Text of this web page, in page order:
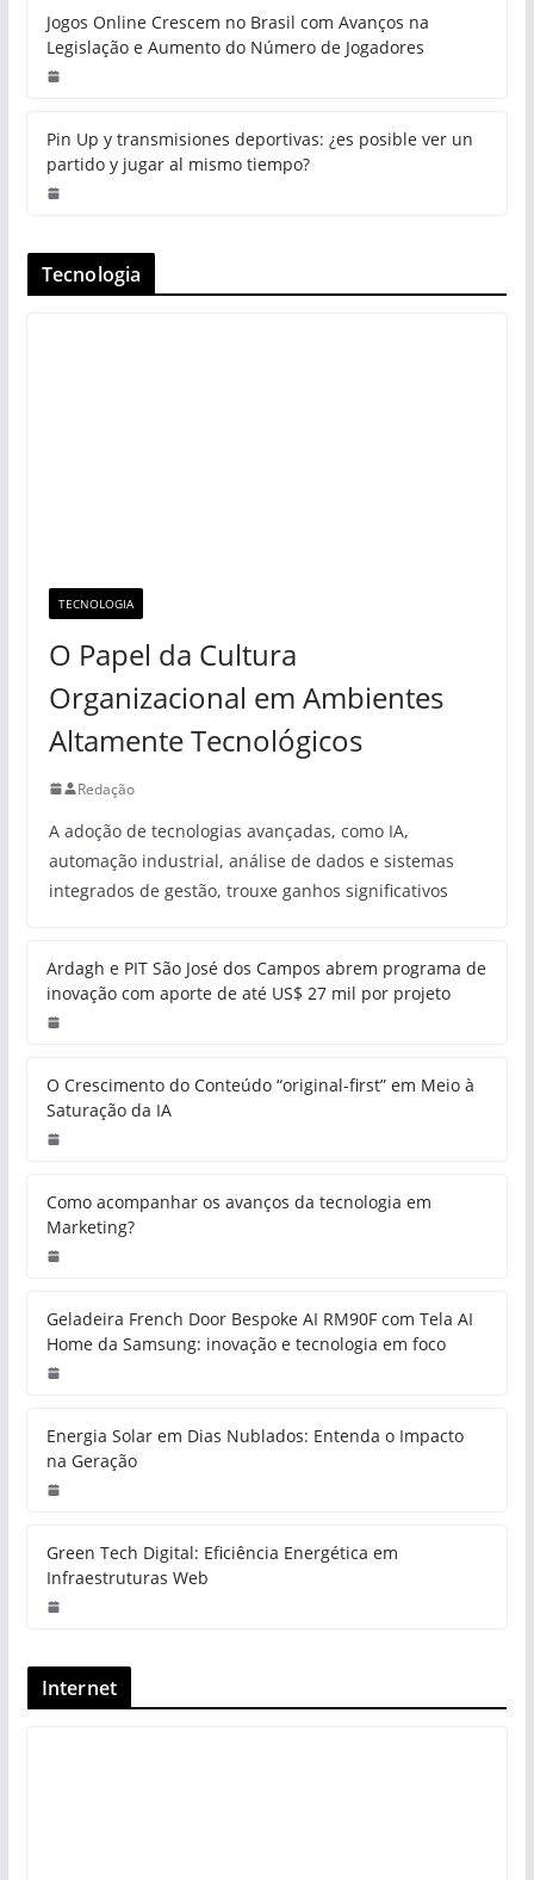
Jogos Online Crescem no Brasil com Avanços na
Legislação e Aumento do Número de Jogadores
Pin Up y transmisiones deportivas: ¿es posible ver un
partido y jugar al mismo tiempo?
Tecnologia
TECNOLOGIA
O Papel da Cultura
Organizacional em Ambientes
Altamente Tecnológicos
Redação
A adoção de tecnologias avançadas, como IA,
automação industrial, análise de dados e sistemas
integrados de gestão, trouxe ganhos significativos
Ardagh e PIT São José dos Campos abrem programa de
inovação com aporte de até US$ 27 mil por projeto
O Crescimento do Conteúdo “original-first” em Meio à
Saturação da IA
Como acompanhar os avanços da tecnologia em
Marketing?
Geladeira French Door Bespoke AI RM90F com Tela AI
Home da Samsung: inovação e tecnologia em foco
Energia Solar em Dias Nublados: Entenda o Impacto
na Geração
Green Tech Digital: Eficiência Energética em
Infraestruturas Web
Internet